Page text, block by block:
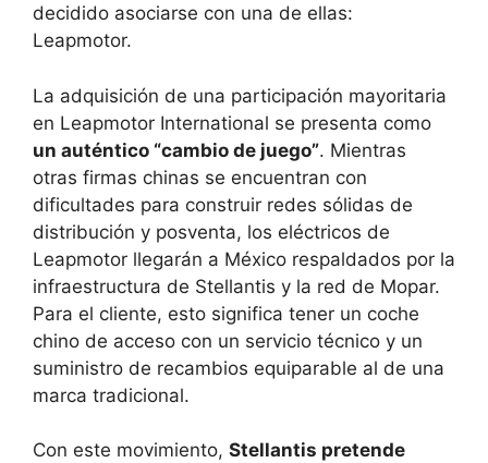
decidido asociarse con una de ellas:
Leapmotor.
La adquisición de una participación mayoritaria
en Leapmotor International se presenta como
un auténtico “cambio de juego”. Mientras
otras firmas chinas se encuentran con
dificultades para construir redes sólidas de
distribución y posventa, los eléctricos de
Leapmotor llegarán a México respaldados por la
infraestructura de Stellantis y la red de Mopar.
Para el cliente, esto significa tener un coche
chino de acceso con un servicio técnico y un
suministro de recambios equiparable al de una
marca tradicional.
Con este movimiento, Stellantis pretende